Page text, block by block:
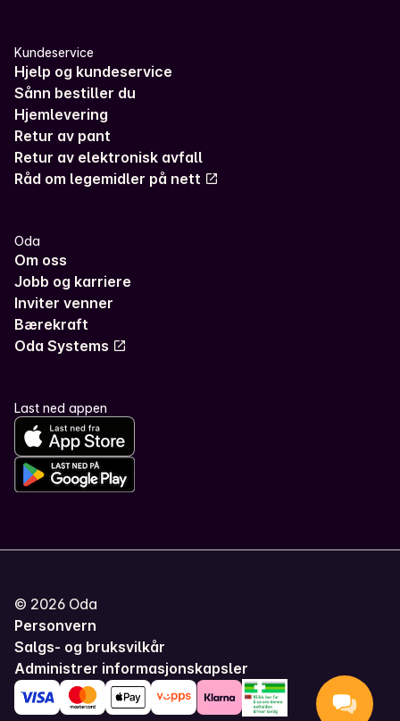
Kundeservice
Hjelp og kundeservice
Sånn bestiller du
Hjemlevering
Retur av pant
Retur av elektronisk avfall
Råd om legemidler på nett
Oda
Om oss
Jobb og karriere
Inviter venner
Bærekraft
Oda Systems
Last ned appen
© 2026 Oda
Personvern
Salgs- og bruksvilkår
Administrer informasjonskapsler